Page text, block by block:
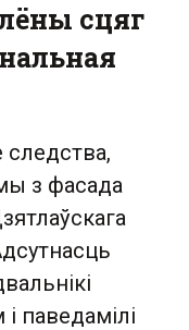
сцяг
следства,
з фасада
паведамілі